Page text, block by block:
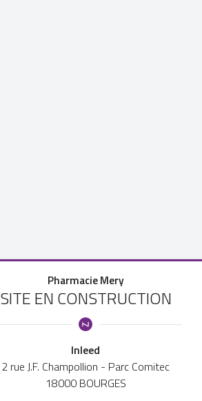
Pharmacie Mery
SITE EN CONSTRUCTION
Inleed
2 rue J.F. Champollion - Parc Comitec
18000 BOURGES